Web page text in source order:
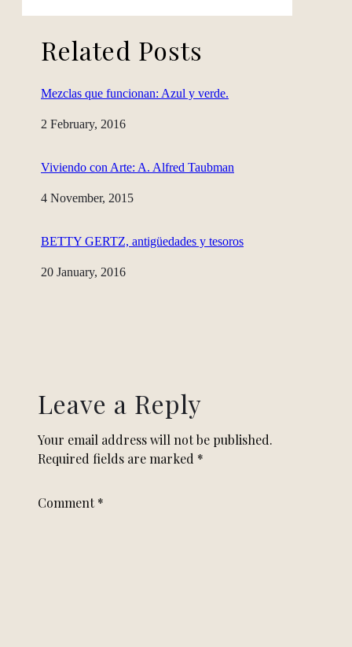
Related Posts
Mezclas que funcionan: Azul y verde.
Date
2 February, 2016
Viviendo con Arte: A. Alfred Taubman
Date
4 November, 2015
BETTY GERTZ, antigüedades y tesoros
Date
20 January, 2016
Leave a Reply
Your email address will not be published.
Required fields are marked *
Comment*